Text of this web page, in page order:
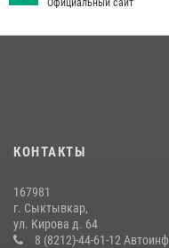
В Усть-Вымском районе
14 июля 2026, 11:49
В Коми за неделю
КОНТАКТЫ
167981
г. Сыктывкар,
ул. Кирова д. 64
8 (8212)-44-61-12